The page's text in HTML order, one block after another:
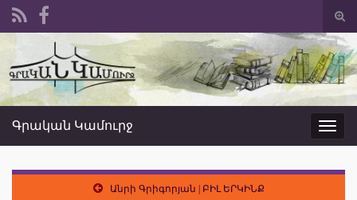
form
Search for:
Գրական Կամուրջ
Անրի Գրիգորյան | ԲԻԼ ԵՐԿԻՆՔ